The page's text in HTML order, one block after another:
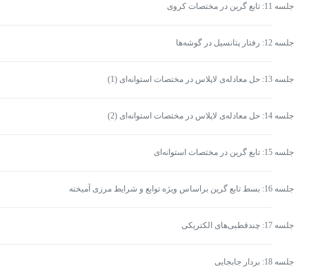
جلسه 11: تابع گرین در مختصات کروی
جلسه 12: رفتار پتانسیل در گوشه‌ها
جلسه 13: حل معادله‌ی لاپلاس در مختصات استوانه‌ای (1)
جلسه 14: حل معادله‌ی لاپلاس در مختصات استوانه‌ای (2)
جلسه 15: تابع گرین در مختصات استوانه‌ای
جلسه 16: بسط تابع گرین براساس ویژه توابع و شرایط مرزی آمیخته
جلسه 17: چندقطبی‌های الکتریکی
جلسه 18: بردار جابجایی